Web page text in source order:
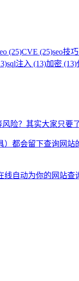
(25)CVE (25)seo技
sql注入 (13)加密 (13)
险？其实大家只要
都会留下查询网
自动为你的网站